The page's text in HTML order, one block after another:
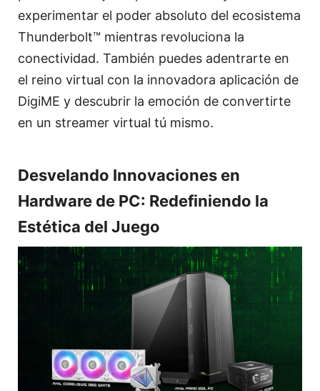
experimentar el poder absoluto del ecosistema
Thunderbolt™ mientras revoluciona la
conectividad. También puedes adentrarte en
el reino virtual con la innovadora aplicación de
DigiME y descubrir la emoción de convertirte
en un streamer virtual tú mismo.
Desvelando Innovaciones en
Hardware de PC: Redefiniendo la
Estética del Juego